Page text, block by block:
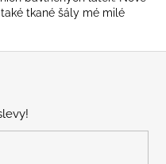
tkané šály mé milé